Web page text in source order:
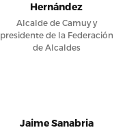
Hernández
Alcalde de Camuy y
presidente de la Federación
de Alcaldes
Jaime Sanabria